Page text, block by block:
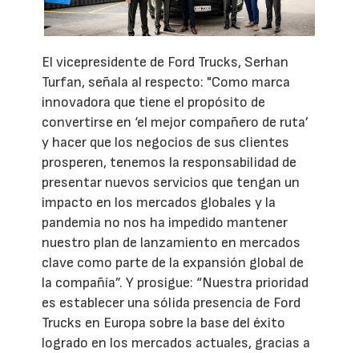
El vicepresidente de Ford Trucks, Serhan
Turfan, señala al respecto: "Como marca
innovadora que tiene el propósito de
convertirse en ‘el mejor compañero de ruta’
y hacer que los negocios de sus clientes
prosperen, tenemos la responsabilidad de
presentar nuevos servicios que tengan un
impacto en los mercados globales y la
pandemia no nos ha impedido mantener
nuestro plan de lanzamiento en mercados
clave como parte de la expansión global de
la compañía”. Y prosigue: “Nuestra prioridad
es establecer una sólida presencia de Ford
Trucks en Europa sobre la base del éxito
logrado en los mercados actuales, gracias a